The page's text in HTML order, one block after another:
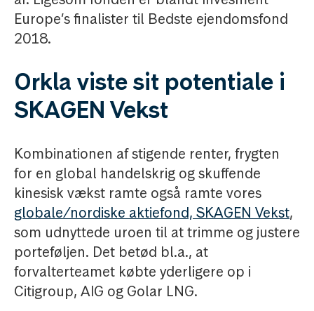
Europe’s finalister til Bedste ejendomsfond
2018.
Orkla viste sit potentiale i
SKAGEN Vekst
Kombinationen af stigende renter, frygten
for en global handelskrig og skuffende
kinesisk vækst ramte også ramte vores
globale/nordiske aktiefond, SKAGEN Vekst,
som udnyttede uroen til at trimme og justere
porteføljen. Det betød bl.a., at
forvalterteamet købte yderligere op i
Citigroup, AIG og Golar LNG.